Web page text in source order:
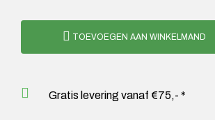
TOEVOEGEN AAN WINKELMAND
Gratis levering vanaf €75,- *